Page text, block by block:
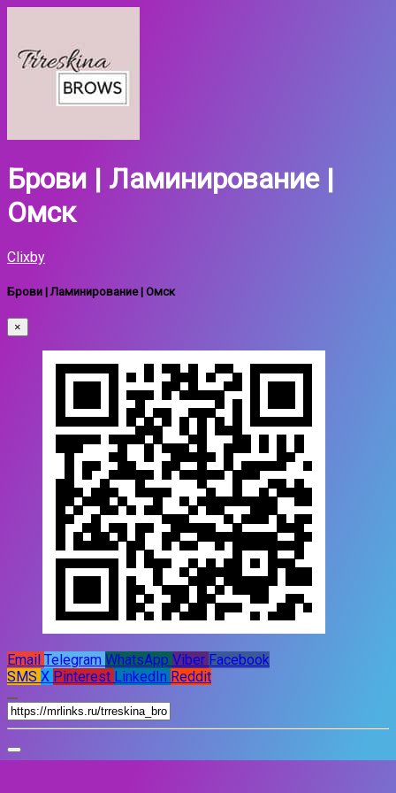
Брови | Ламинирование |
Омск
Clixby
Брови | Ламинирование | Омск
×
Email Telegram WhatsApp Viber Facebook
SMS X Pinterest LinkedIn Reddit